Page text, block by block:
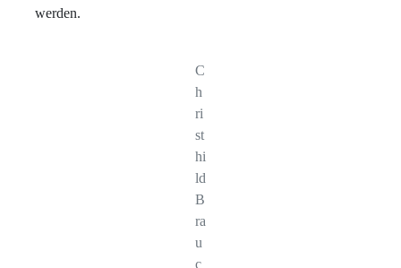
werden.
C
h
ri
st
hi
ld
B
ra
u
c